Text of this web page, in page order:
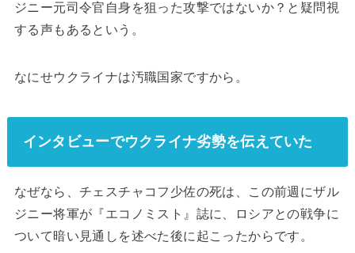
ジニー元司令官自身を狙った攻撃ではないか？と疑問視
する声もあるという。
なにせウクライナは汚職国家ですから。
インタビューでウクライナ劣勢を伝えていた
なぜなら、チェスチャコフ少佐の死は、この前週にザル
ジニー将軍が『エコノミスト』誌に、ロシアとの戦争に
ついて暗い見通しを述べた後に起こったからです。